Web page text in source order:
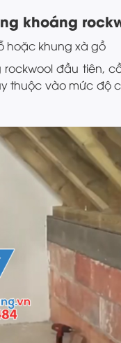
khoáng
hoặc khung xà gồ
đầu tiên,
thuộc vào mức độ